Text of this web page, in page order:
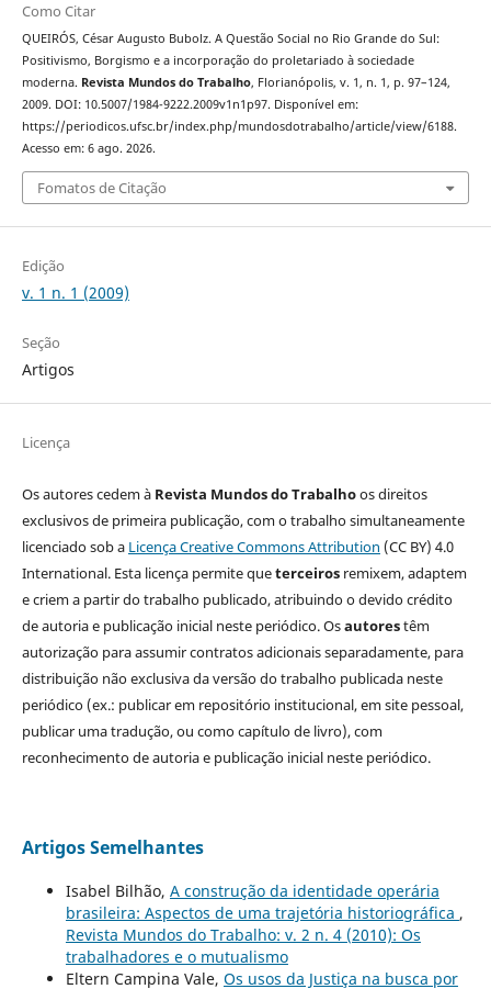
Como Citar
QUEIRÓS, César Augusto Bubolz. A Questão Social no Rio Grande do Sul:
Positivismo, Borgismo e a incorporação do proletariado à sociedade
moderna. Revista Mundos do Trabalho, Florianópolis, v. 1, n. 1, p. 97–124,
2009. DOI: 10.5007/1984-9222.2009v1n1p97. Disponível em:
https://periodicos.ufsc.br/index.php/mundosdotrabalho/article/view/6188.
Acesso em: 6 ago. 2026.
Fomatos de Citação
Edição
v. 1 n. 1 (2009)
Seção
Artigos
Licença
Os autores cedem à Revista Mundos do Trabalhoos direitos
exclusivos de primeira publicação, com o trabalho simultaneamente
licenciado sob a Licença Creative Commons Attribution (CC BY) 4.0
International. Esta licença permite queterceirosremixem, adaptem
e criem a partir do trabalho publicado, atribuindo o devido crédito
de autoria e publicação inicial neste periódico. Osautorestêm
autorização para assumir contratos adicionais separadamente, para
distribuição não exclusiva da versão do trabalho publicada neste
periódico (ex.: publicar em repositório institucional, em site pessoal,
publicar uma tradução, ou como capítulo de livro), com
reconhecimento de autoria e publicação inicial neste periódico.
Artigos Semelhantes
Isabel Bilhão, A construção da identidade operária
brasileira: Aspectos de uma trajetória historiográfica ,
Revista Mundos do Trabalho: v. 2 n. 4 (2010): Os
trabalhadores e o mutualismo
Eltern Campina Vale, Os usos da Justiça na busca por